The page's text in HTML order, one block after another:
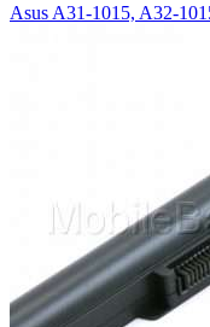
Asus A31-1015, A32-